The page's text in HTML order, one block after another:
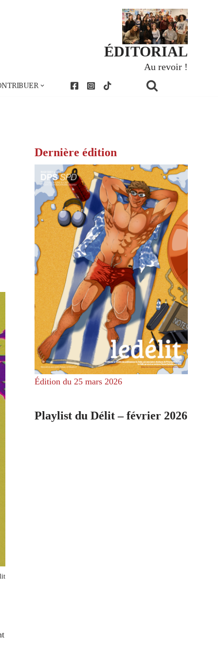
ÉDITORIAL
Au revoir !
Dernière édition
Édition du 25 mars 2026
Playlist du Délit – février 2026